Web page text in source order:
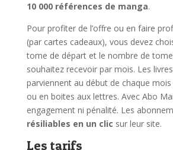
10 000 références de manga.
Pour profiter de l’offre ou en faire
(par cartes cadeaux), vous devez
tome de départ et le nombre de
souhaitez recevoir par mois. Les
parviennent au début de chaque
ou en boites aux lettres. Avec Abo
engagement ni pénalité. Les
résiliables en un clic sur leur site.
Les tarifs